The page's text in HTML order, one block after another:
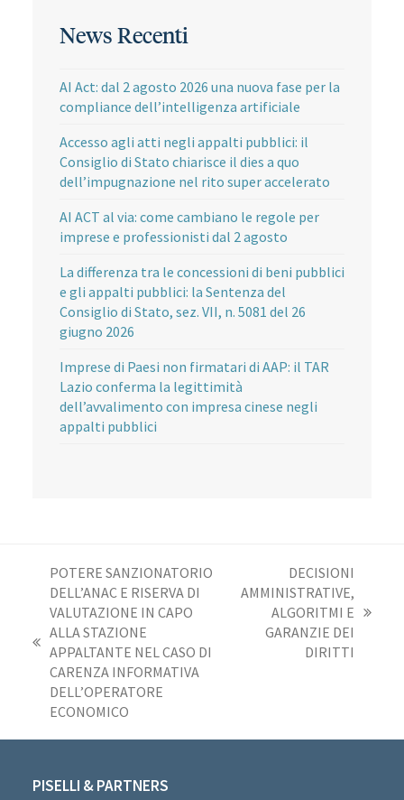
News Recenti
AI Act: dal 2 agosto 2026 una nuova fase per la
compliance dell’intelligenza artificiale
Accesso agli atti negli appalti pubblici: il
Consiglio di Stato chiarisce il dies a quo
dell’impugnazione nel rito super accelerato
AI ACT al via: come cambiano le regole per
imprese e professionisti dal 2 agosto
La differenza tra le concessioni di beni pubblici
e gli appalti pubblici: la Sentenza del
Consiglio di Stato, sez. VII, n. 5081 del 26
giugno 2026
Imprese di Paesi non firmatari di AAP: il TAR
Lazio conferma la legittimità
dell’avvalimento con impresa cinese negli
appalti pubblici
post
precedente:
POTERE SANZIONATORIO
DELL’ANAC E RISERVA DI
VALUTAZIONE IN CAPO
ALLA STAZIONE
APPALTANTE NEL CASO DI
CARENZA INFORMATIVA
DELL’OPERATORE
ECONOMICO
articolo
successivo:
DECISIONI
AMMINISTRATIVE,
ALGORITMI E
GARANZIE DEI
DIRITTI
PISELLI & PARTNERS